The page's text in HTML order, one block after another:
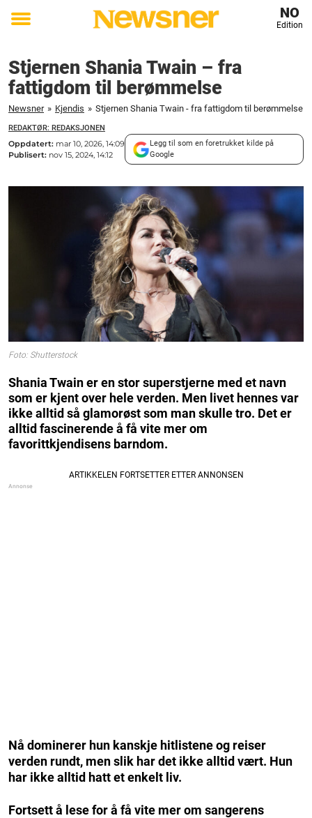
Toggle
NO
Edition
Stjernen Shania Twain – fra
fattigdom til berømmelse
Newsner » Kjendis » Stjernen Shania Twain - fra fattigdom til berømmelse
REDAKTØR: REDAKSJONEN
Oppdatert: mar 10, 2026, 14:09
Publisert: nov 15, 2024, 14:12
Legg til som en foretrukket kilde på
Google
Foto: Shutterstock
Shania Twain er en stor superstjerne med et navn
som er kjent over hele verden. Men livet hennes var
ikke alltid så glamorøst som man skulle tro. Det er
alltid fascinerende å få vite mer om
favorittkjendisens barndom.
Nå dominerer hun kanskje hitlistene og reiser
verden rundt, men slik har det ikke alltid vært. Hun
har ikke alltid hatt et enkelt liv.
Fortsett å lese for å få vite mer om sangerens